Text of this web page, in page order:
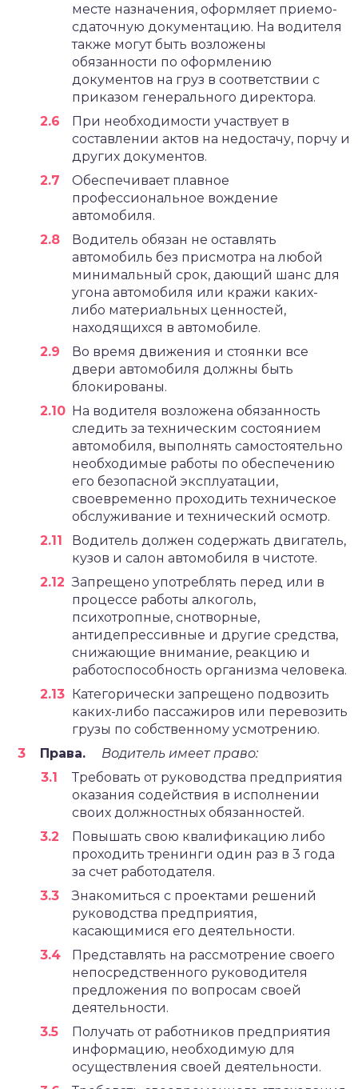
месте назначения, оформляет приемо-
сдаточную документацию. На водителя
также могут быть возложены
обязанности по оформлению
документов на груз в соответствии с
приказом генерального директора.
При необходимости участвует в
составлении актов на недостачу, порчу и
других документов.
Обеспечивает плавное
профессиональное вождение
автомобиля.
Водитель обязан не оставлять
автомобиль без присмотра на любой
минимальный срок, дающий шанс для
угона автомобиля или кражи каких-
либо материальных ценностей,
находящихся в автомобиле.
Во время движения и стоянки все
двери автомобиля должны быть
блокированы.
На водителя возложена обязанность
следить за техническим состоянием
автомобиля, выполнять самостоятельно
необходимые работы по обеспечению
его безопасной эксплуатации,
своевременно проходить техническое
обслуживание и технический осмотр.
Водитель должен содержать двигатель,
кузов и салон автомобиля в чистоте.
Запрещено употреблять перед или в
процессе работы алкоголь,
психотропные, снотворные,
антидепрессивные и другие средства,
снижающие внимание, реакцию и
работоспособность организма человека.
Категорически запрещено подвозить
каких-либо пассажиров или перевозить
грузы по собственному усмотрению.
Права.
Водитель имеет право:
Требовать от руководства предприятия
оказания содействия в исполнении
своих должностных обязанностей.
Повышать свою квалификацию либо
проходить тренинги один раз в 3 года
за счет работодателя.
Знакомиться с проектами решений
руководства предприятия,
касающимися его деятельности.
Представлять на рассмотрение своего
непосредственного руководителя
предложения по вопросам своей
деятельности.
Получать от работников предприятия
информацию, необходимую для
осуществления своей деятельности.